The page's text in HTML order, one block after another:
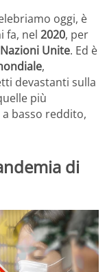
oggi, è
fa, nel 2020, per
Unite. Ed è
,
devastanti sulla
più
basso reddito,
di